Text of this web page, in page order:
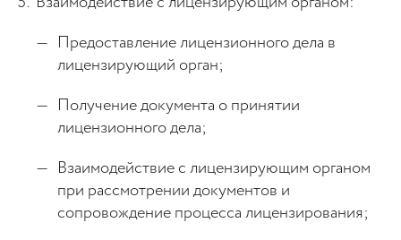
Предоставление лицензионного дела в
лицензирующий орган;
Получение документа о принятии
лицензионного дела;
Взаимодействие с лицензирующим органом
при рассмотрении документов и
сопровождение процесса лицензирования;